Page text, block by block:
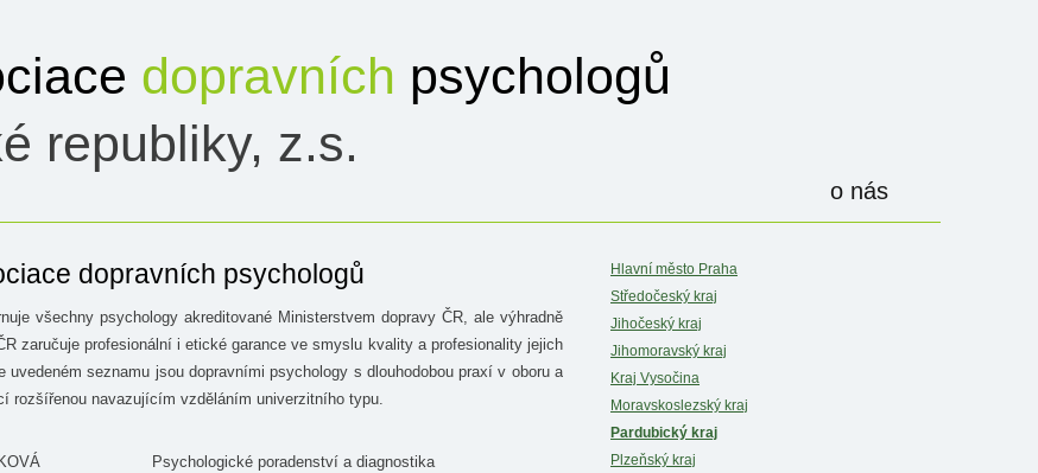
dopravních psychologů
republiky, z.s.
o nás
Hlavní město Praha
Středočeský kraj
Jihočeský kraj
Jihomoravský kraj
Kraj Vysočina
Moravskoslezský kraj
Pardubický kraj
Plzeňský kraj
dopravních psychologů
všechny psychology akreditované Ministerstvem dopravy ČR, ale výhradně
zaručuje profesionální i etické garance ve smyslu kvality a profesionality jejich
uvedeném seznamu jsou dopravními psychology s dlouhodobou praxí v oboru a
rozšířenou navazujícím vzděláním univerzitního typu.
Psychologické poradenství a diagnostika